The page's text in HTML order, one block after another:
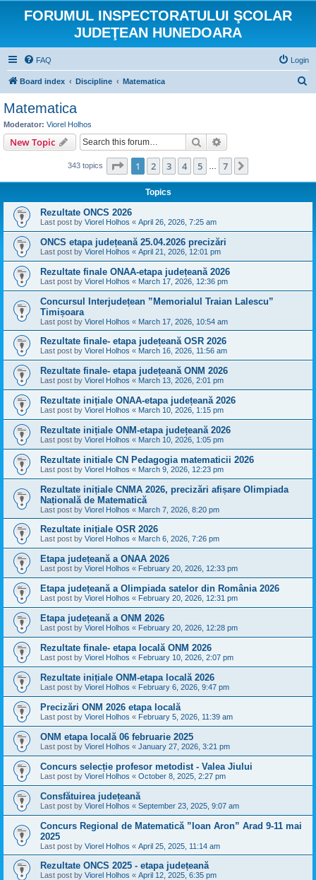
FORUMUL INSPECTORATULUI ŞCOLAR
JUDEŢEAN HUNEDOARA
FAQ Login
Board index Discipline Matematica
Matematica
Moderator: Viorel Holhos
New Topic Search
343 topics Page 1of 7
1 2 3 4 5 7
Topics
Rezultate ONCS 2026
Last post by Viorel Holhos « April 26, 2026, 7:25 am
ONCS etapa județeană 25.04.2026 precizări
Last post by Viorel Holhos « April 21, 2026, 12:01 pm
Rezultate finale ONAA-etapa județeană 2026
Last post by Viorel Holhos « March 17, 2026, 12:36 pm
Concursul Interjudețean ”Memorialul Traian Lalescu”
Timișoara
Last post by Viorel Holhos « March 17, 2026, 10:54 am
Rezultate finale- etapa județeană OSR 2026
Last post by Viorel Holhos « March 16, 2026, 11:56 am
Rezultate finale- etapa județeană ONM 2026
Last post by Viorel Holhos « March 13, 2026, 2:01 pm
Rezultate inițiale ONAA-etapa județeană 2026
Last post by Viorel Holhos « March 10, 2026, 1:15 pm
Rezultate inițiale ONM-etapa județeană 2026
Last post by Viorel Holhos « March 10, 2026, 1:05 pm
Rezultate initiale CN Pedagogia matematicii 2026
Last post by Viorel Holhos « March 9, 2026, 12:23 pm
Rezultate inițiale CNMA 2026, precizări afișare Olimpiada
Națională de Matematică
Last post by Viorel Holhos « March 7, 2026, 8:20 pm
Rezultate inițiale OSR 2026
Last post by Viorel Holhos « March 6, 2026, 7:26 pm
Etapa județeană a ONAA 2026
Last post by Viorel Holhos « February 20, 2026, 12:33 pm
Etapa județeană a Olimpiada satelor din România 2026
Last post by Viorel Holhos « February 20, 2026, 12:31 pm
Etapa județeană a ONM 2026
Last post by Viorel Holhos « February 20, 2026, 12:28 pm
Rezultate finale- etapa locală ONM 2026
Last post by Viorel Holhos « February 10, 2026, 2:07 pm
Rezultate inițiale ONM-etapa locală 2026
Last post by Viorel Holhos « February 6, 2026, 9:47 pm
Precizări ONM 2026 etapa locală
Last post by Viorel Holhos « February 5, 2026, 11:39 am
ONM etapa locală 06 februarie 2025
Last post by Viorel Holhos « January 27, 2026, 3:21 pm
Concurs selecție profesor metodist - Valea Jiului
Last post by Viorel Holhos « October 8, 2025, 2:27 pm
Consfătuirea județeană
Last post by Viorel Holhos « September 23, 2025, 9:07 am
Concurs Regional de Matematică ”Ioan Aron” Arad 9-11 mai
2025
Last post by Viorel Holhos « April 25, 2025, 11:14 am
Rezultate ONCS 2025 - etapa județeană
Last post by Viorel Holhos « April 12, 2025, 6:35 pm